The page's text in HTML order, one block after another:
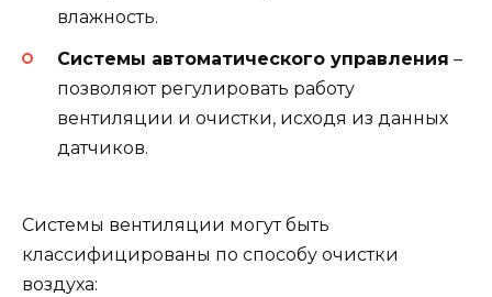
влажность.
Системы автоматического управления –
позволяют регулировать работу
вентиляции и очистки, исходя из данных
датчиков.
Системы вентиляции могут быть
классифицированы по способу очистки
воздуха: